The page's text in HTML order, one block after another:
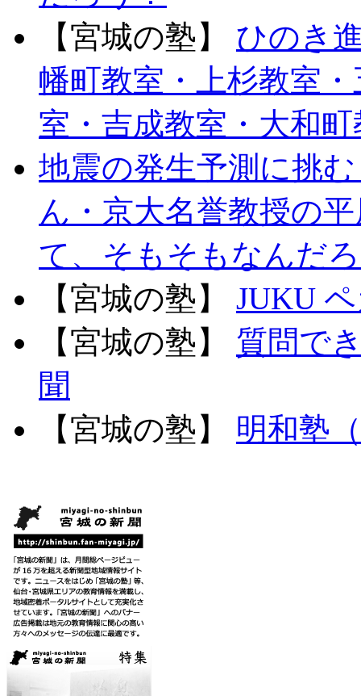
【宮城の塾】
ひのき
幡町教室・上杉教室
室・吉成教室・大和
地震の発生予測に挑
ん・京大名誉教授の
て、そもそもなんだ
【宮城の塾】
JUKU
【宮城の塾】
質問で
聞
【宮城の塾】
明和塾